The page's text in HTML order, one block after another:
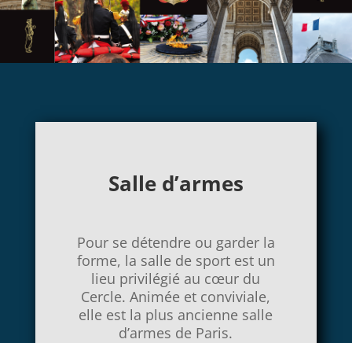
Salle d’armes
Pour se détendre ou garder la
forme, la salle de sport est un
lieu privilégié au cœur du
Cercle. Animée et conviviale,
elle est la plus ancienne salle
d’armes de Paris.